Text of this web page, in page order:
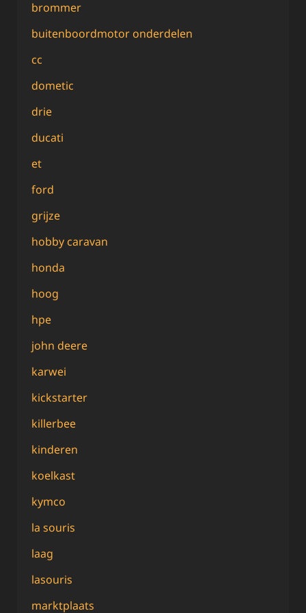
brommer
buitenboordmotor onderdelen
cc
dometic
drie
ducati
et
ford
grijze
hobby caravan
honda
hoog
hpe
john deere
karwei
kickstarter
killerbee
kinderen
koelkast
kymco
la souris
laag
lasouris
marktplaats